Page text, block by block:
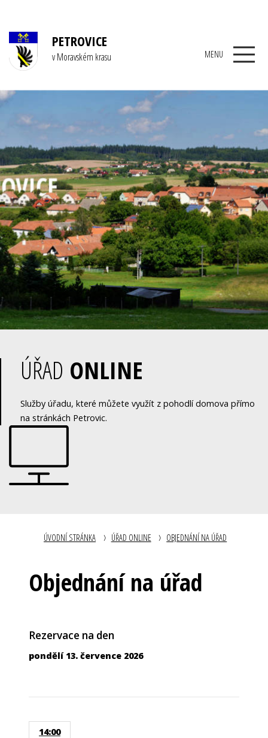
PETROVICE
v Moravském krasu MENU
ÚŘAD ONLINE
Služby úřadu, které můžete využít z pohodlí domova přímo
na stránkách Petrovic.
ÚVODNÍ STRÁNKA ÚŘAD ONLINE OBJEDNÁNÍ NA ÚŘAD
Objednání na úřad
Rezervace na den
pondělí 13. července 2026
14:00